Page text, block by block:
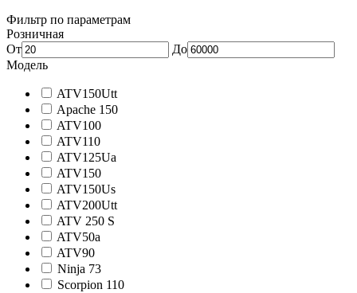
Фильтр по параметрам
Розничная
От
До
Модель
ATV150Utt
Apache 150
ATV100
ATV110
ATV125Ua
ATV150
ATV150Us
ATV200Utt
ATV 250 S
ATV50a
ATV90
Ninja 73
Scorpion 110